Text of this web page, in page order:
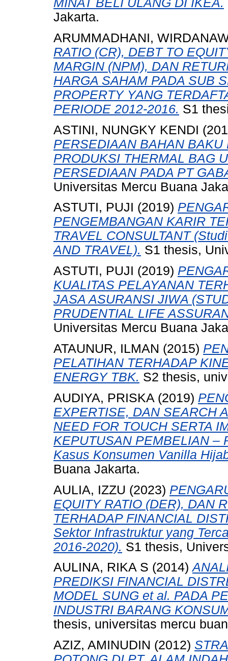
MINAT BELI ULANG DI IKEA.
Jakarta.
ARUMMADHANI,
RATIO (CR), DEBT TO
MARGIN (NPM), DAN
HARGA SAHAM PADA SUB
PROPERTY YANG
PERIODE 2012-2016. S1
ASTINI, NUNGKY KENDI
PERSEDIAAN BAHAN
PRODUKSI THERMAL BAG
PERSEDIAAN PADA PT
Universitas Mercu Buana
ASTUTI, PUJI (2019)
PENGEMBANGAN KARIR
TRAVEL CONSULTANT
AND TRAVEL). S1 thesis,
ASTUTI, PUJI (2019)
KUALITAS PELAYANAN
JASA ASURANSI JIWA
PRUDENTIAL LIFE
Universitas Mercu Buana
ATAUNUR, ILMAN (2015)
PELATIHAN TERHADAP
ENERGY TBK. S2 thesis,
AUDIYA, PRISKA (2019)
EXPERTISE, DAN SEARCH
NEED FOR TOUCH SERTA
KEPUTUSAN PEMBELIAN –
Kasus Konsumen Vanilla
Buana Jakarta.
AULIA, IZZU (2023)
EQUITY RATIO (DER), DAN
TERHADAP FINANCIAL
Sektor Infrastruktur yang
2016-2020). S1 thesis,
AULINA, RIKA S (2014)
PREDIKSI FINANCIAL
MODEL SUNG et al. PADA
INDUSTRI BARANG
thesis, universitas mercu
AZIZ, AMINUDIN (2012)